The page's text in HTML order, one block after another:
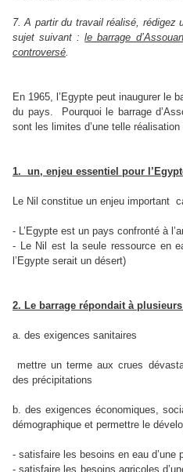
7. A partir du travail réalisé, rédigez
sujet suivant :le barrage
controversé.
En 1965, l’Egypte peut inaugurer le
du pays.
Pourquoi le barrage
sont les limites d’une telle réalisation
1. un, enjeu essentiel pour
Le Nil constitue un enjeu important
- L’Egypte est un pays confronté à
- Le Nil est la seule ressource en
l’Egypte serait un désert)
2. Le barrage répondait à
a. des exigences sanitaires
mettre un terme aux crues
des précipitations
b. des exigences économiques,
démographique et permettre le
- satisfaire les besoins en eau d’une
- satisfaire les besoins agricoles